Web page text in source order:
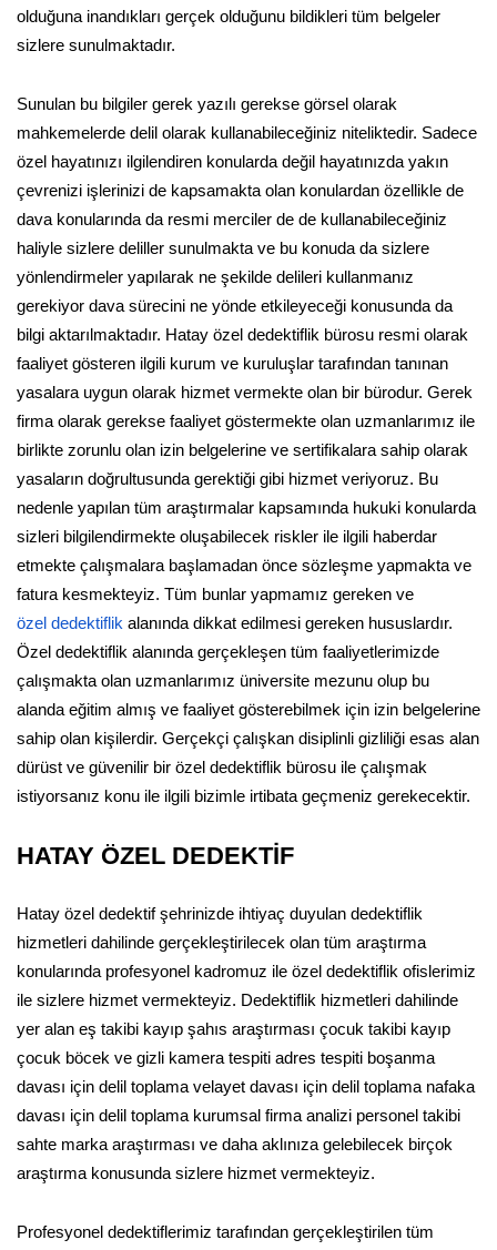
olduğuna inandıkları gerçek olduğunu bildikleri tüm belgeler
sizlere sunulmaktadır.
Sunulan bu bilgiler gerek yazılı gerekse görsel olarak
mahkemelerde delil olarak kullanabileceğiniz niteliktedir. Sadece
özel hayatınızı ilgilendiren konularda değil hayatınızda yakın
çevrenizi işlerinizi de kapsamakta olan konulardan özellikle de
dava konularında da resmi merciler de de kullanabileceğiniz
haliyle sizlere deliller sunulmakta ve bu konuda da sizlere
yönlendirmeler yapılarak ne şekilde delileri kullanmanız
gerekiyor dava sürecini ne yönde etkileyeceği konusunda da
bilgi aktarılmaktadır. Hatay özel dedektiflik bürosu resmi olarak
faaliyet gösteren ilgili kurum ve kuruluşlar tarafından tanınan
yasalara uygun olarak hizmet vermekte olan bir bürodur. Gerek
firma olarak gerekse faaliyet göstermekte olan uzmanlarımız ile
birlikte zorunlu olan izin belgelerine ve sertifikalara sahip olarak
yasaların doğrultusunda gerektiği gibi hizmet veriyoruz. Bu
nedenle yapılan tüm araştırmalar kapsamında hukuki konularda
sizleri bilgilendirmekte oluşabilecek riskler ile ilgili haberdar
etmekte çalışmalara başlamadan önce sözleşme yapmakta ve
fatura kesmekteyiz. Tüm bunlar yapmamız gereken ve
özel dedektiflik alanında dikkat edilmesi gereken hususlardır.
Özel dedektiflik alanında gerçekleşen tüm faaliyetlerimizde
çalışmakta olan uzmanlarımız üniversite mezunu olup bu
alanda eğitim almış ve faaliyet gösterebilmek için izin belgelerine
sahip olan kişilerdir. Gerçekçi çalışkan disiplinli gizliliği esas alan
dürüst ve güvenilir bir özel dedektiflik bürosu ile çalışmak
istiyorsanız konu ile ilgili bizimle irtibata geçmeniz gerekecektir.
HATAY ÖZEL DEDEKTİF
Hatay özel dedektif şehrinizde ihtiyaç duyulan dedektiflik
hizmetleri dahilinde gerçekleştirilecek olan tüm araştırma
konularında profesyonel kadromuz ile özel dedektiflik ofislerimiz
ile sizlere hizmet vermekteyiz. Dedektiflik hizmetleri dahilinde
yer alan eş takibi kayıp şahıs araştırması çocuk takibi kayıp
çocuk böcek ve gizli kamera tespiti adres tespiti boşanma
davası için delil toplama velayet davası için delil toplama nafaka
davası için delil toplama kurumsal firma analizi personel takibi
sahte marka araştırması ve daha aklınıza gelebilecek birçok
araştırma konusunda sizlere hizmet vermekteyiz.
Profesyonel dedektiflerimiz tarafından gerçekleştirilen tüm